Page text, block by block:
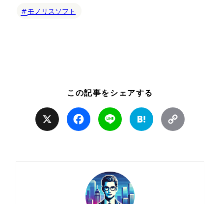
モノリスソフト
この記事をシェアする
Facebook Line Hatena